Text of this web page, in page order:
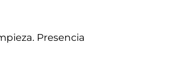
Presencia